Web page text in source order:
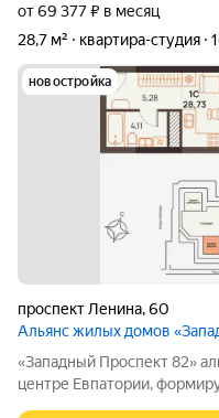
от 69 377 ₽ в месяц
28,7 м²
квартира-студия
новостройка
проспект Ленина,60
Альянс жилых домов
«Западный Проспект 82» альянс жилых домов бизнес-класса в
центре Евпатории,